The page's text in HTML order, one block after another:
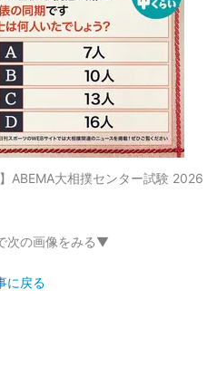
】ABEMA大相撲センター試験 2026
次の画像をみる▼
に戻る